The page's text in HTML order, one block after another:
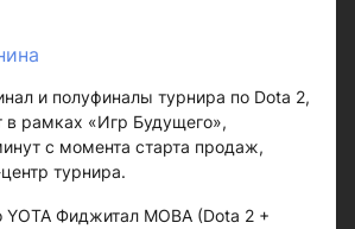
и полуфиналы турнира по Dota 2,
в рамках «Игр Будущего»,
с момента старта продаж,
турнира.
Фиджитал MOBA (Dota 2 +